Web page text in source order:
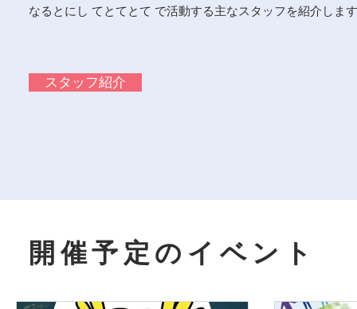
なるとにし てとてとて で活動する主なスタッフを紹介しま
スタッフ紹介
開催予定のイベント